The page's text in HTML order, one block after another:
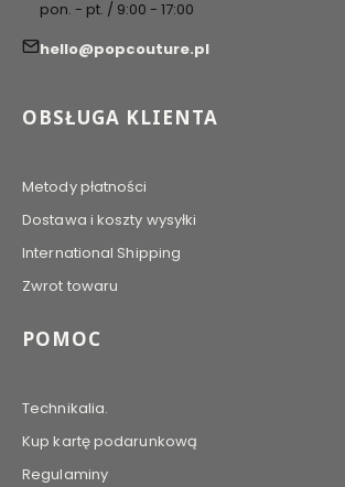
pon. - pt. / 9:00 - 17:00
hello@popcouture.pl
Linki w stopce
OBSŁUGA KLIENTA
Metody płatności
Dostawa i koszty wysyłki
International Shipping
Zwrot towaru
POMOC
Technikalia.
Kup kartę podarunkową
Regulaminy